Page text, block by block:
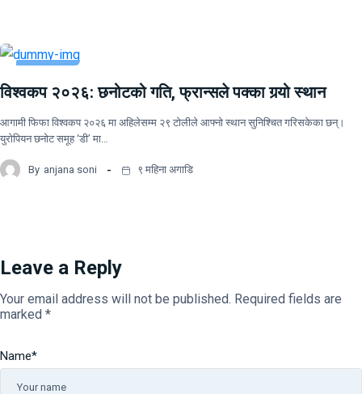
खेलकुद
विश्वकप २०२६: छनोटको गति, फ्रान्सले पक्का गर्‍यो स्थान
आगामी फिफा विश्वकप २०२६ मा अहिलेसम्म २९ टोलीले आफ्नो स्थान सुनिश्चित गरिसकेका छन्।
युरोपियन छनोट समूह ‘डी’ मा…
By anjana soni ९ महिना अगाडि
Leave a Reply
Your email address will not be published. Required fields are
marked *
Name*